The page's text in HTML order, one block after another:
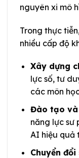
nguyên xi mô
Trong thực
nhiều cấp độ
Xây dựng
lực số, tư
các môn
Đào tạo và
năng lực sư
AI hiệu quả
Chuyển